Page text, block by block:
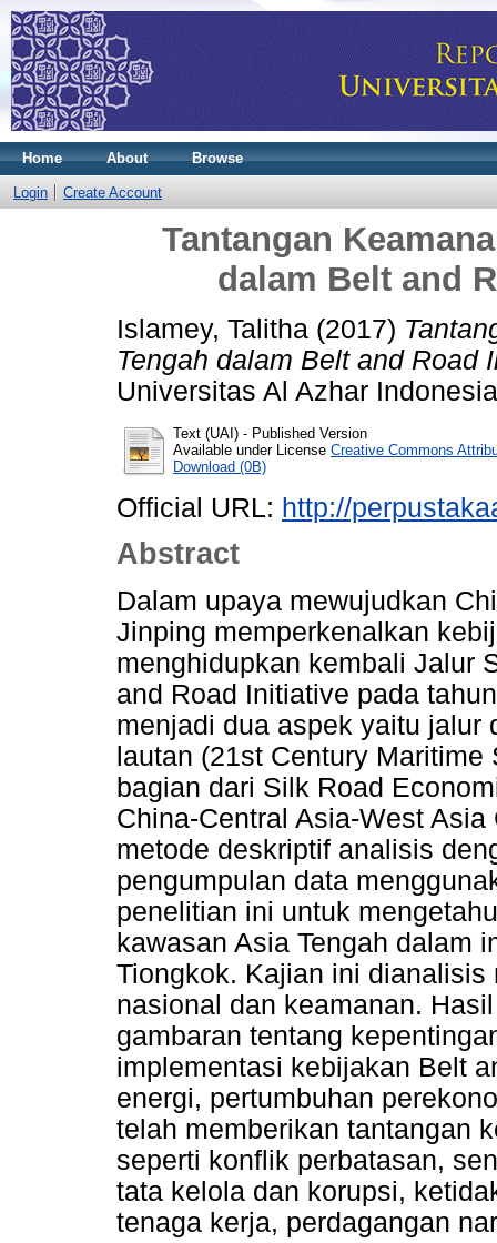
Home About Browse
Login Create Account
Tantangan
dalam Belt and
Islamey, Talitha (2017)
Tengah dalam Belt and Road
Universitas Al Azhar
Text (UAI) - Published Version
Available under License Creative Commons
Download (0B)
Official URL: http://
Abstract
Dalam upaya mewujudkan
Jinping memperkenalkan
menghidupkan kembali Jalur
and Road Initiative pada
menjadi dua aspek yaitu jalur
lautan (21st Century
bagian dari Silk Road
China-Central Asia-West
metode deskriptif analisis
pengumpulan data
penelitian ini untuk
kawasan Asia Tengah dalam
Tiongkok. Kajian ini
nasional dan keamanan.
gambaran tentang
implementasi kebijakan Belt
energi, pertumbuhan
telah memberikan tantangan
seperti konflik perbatasan,
tata kelola dan korupsi,
tenaga kerja, perdagangan